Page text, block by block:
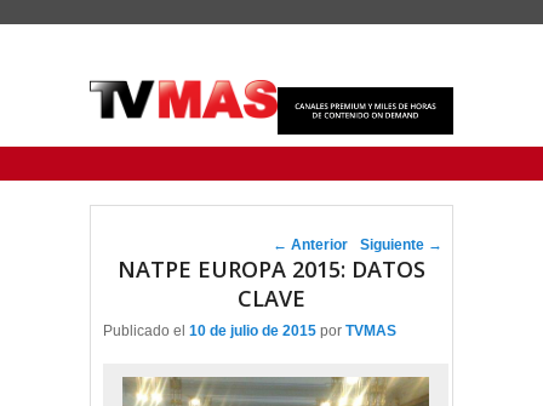
Navegador de artículos
← Anterior Siguiente →
NATPE EUROPA 2015: DATOS
CLAVE
Publicado el 10 de julio de 2015 por TVMAS